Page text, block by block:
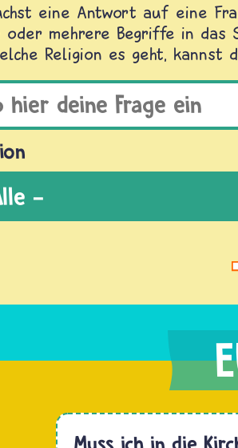
eine Antwort auf eine
oder mehrere Begriffe in das
Religion es geht, kannst